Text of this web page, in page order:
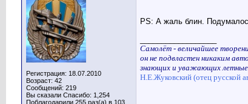
Регистрация: 18.07.2010
Возраст: 42
Сообщений: 219
Вы сказали Спасибо: 1,254
Поблагодарили 255 раз(а) в 103
PS: А жаль блин.
Самолёт - величайшее
он не подвластен никаким
знающих и уважающих летные
Н.Е.Жуковский (отец русской